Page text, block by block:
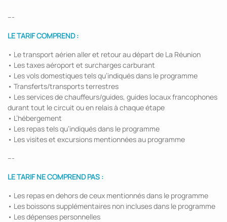
---
LE TARIF COMPREND :
• Le transport aérien aller et retour au départ de La Réunion
• Les taxes aéroport et surcharges carburant
• Les vols domestiques tels qu’indiqués dans le programme
• Transferts/transports terrestres
• Les services de chauffeurs/guides, guides locaux francophones
durant tout le circuit ou en relais à chaque étape
• L’hébergement
• Les repas tels qu’indiqués dans le programme
• Les visites et excursions mentionnées au programme
---
LE TARIF NE COMPREND PAS :
• Les repas en dehors de ceux mentionnés dans le programme
• Les boissons supplémentaires non incluses dans le programme
• Les dépenses personnelles